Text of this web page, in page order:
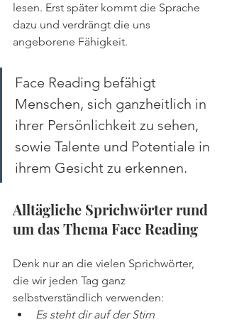
lesen. Erst später kommt die Sprache
dazu und verdrängt die uns
angeborene Fähigkeit.
Face Reading befähigt
Menschen, sich ganzheitlich in
ihrer Persönlichkeit zu sehen,
sowie Talente und Potentiale in
ihrem Gesicht zu erkennen.
Alltägliche Sprichwörter rund
um das Thema Face Reading
Denk nur an die vielen Sprichwörter,
die wir jeden Tag ganz
selbstverständlich verwenden:
Es steht dir auf der Stirn